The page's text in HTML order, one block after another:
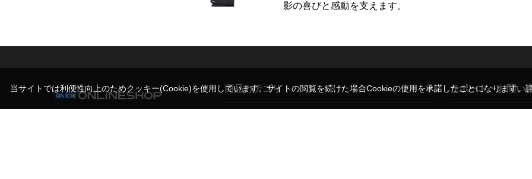
影の喜びと感動を支えます。
商品カテゴリ サポート・お問い
当サイトでは利便性向上のためクッキー(Cookie)を使用しています。サイトの閲覧を続けた場合Cookieの使用を承諾したことになります。